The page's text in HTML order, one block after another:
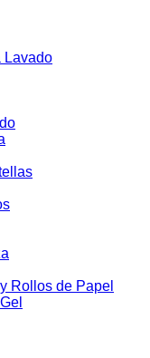
Lavado
Rollos de Papel